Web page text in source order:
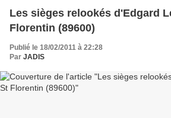
Les sièges relookés d'Edgard
Florentin (89600)
Publié le 18/02/2011 à 22:28
Par JADIS